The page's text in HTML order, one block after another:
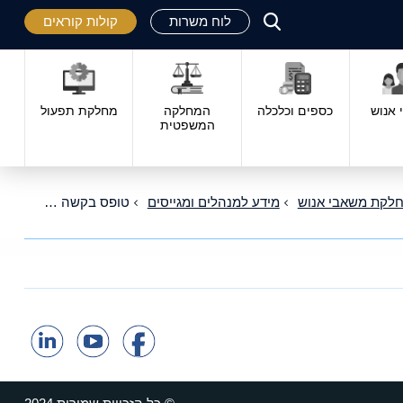
פתח
סגור לוח משרות קולות קוראים
אנוש כספים וכלכלה
המחלקה
המשפטית
מחלקת תפעול
משאבי אנוש מידע למנהלים ומגייסים טופס בקשה לאיוש משרה